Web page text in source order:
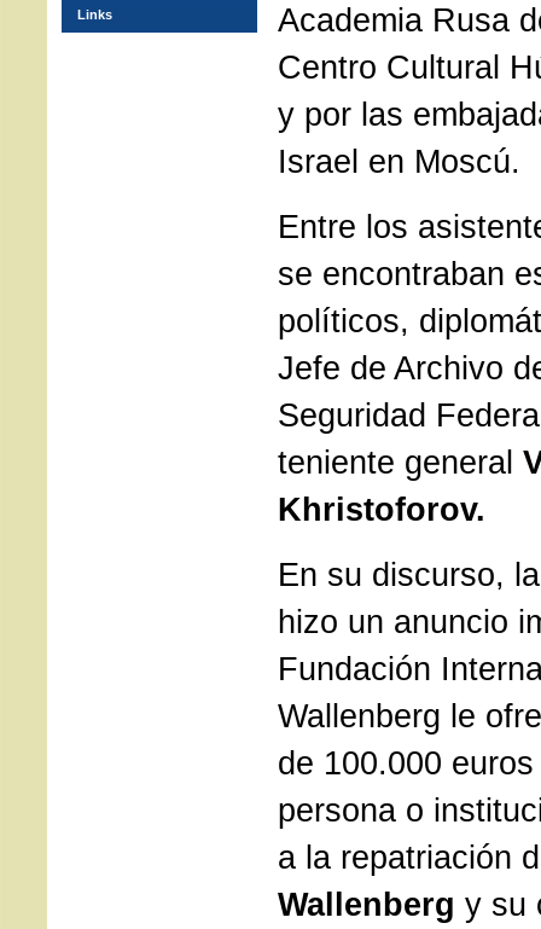
Academia Rusa
Centro Cultural
y por las
Israel en Moscú.
Entre los
se encontraban
políticos,
Jefe de Archivo
Seguridad
teniente general
Khristoforov.
En su discurso,
hizo un anuncio
Fundación
Wallenberg le
de 100.000
persona o
a la repatriación
Wallenberg y su
Links